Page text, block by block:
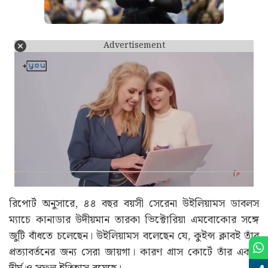
Advertisement
রিপোর্ট অনুসারে, ৪৪ বছর বয়সী সেরেনা উইলিয়ামস ডাবলস
ম্যাচে কানাডার উদীয়মান তারকা ভিক্টোরিয়া এমবোকোর সঙ্গে
জুটি বাঁধতে চলেছেন। উইলিয়ামস বলেছেন যে, কুইন্স ক্লাবই তাঁর
প্রত্যাবর্তনের জন্য সেরা জায়গা। কারণ গ্রাস কোর্টে তাঁর একটি